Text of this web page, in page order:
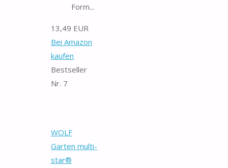
Form...
13,49 EUR
Bei Amazon
kaufen
Bestseller
Nr. 7
WOLF
Garten multi-
star®